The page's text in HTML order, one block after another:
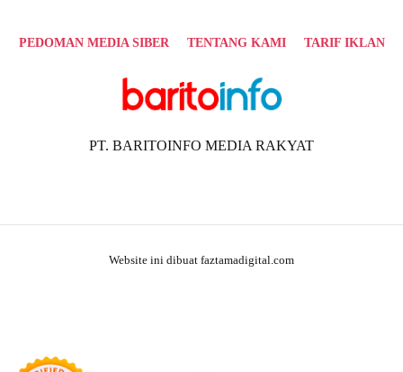
PEDOMAN MEDIA SIBER TENTANG KAMI TARIF IKLAN
PT. BARITOINFO MEDIA RAKYAT
Website ini dibuat faztamadigital.com